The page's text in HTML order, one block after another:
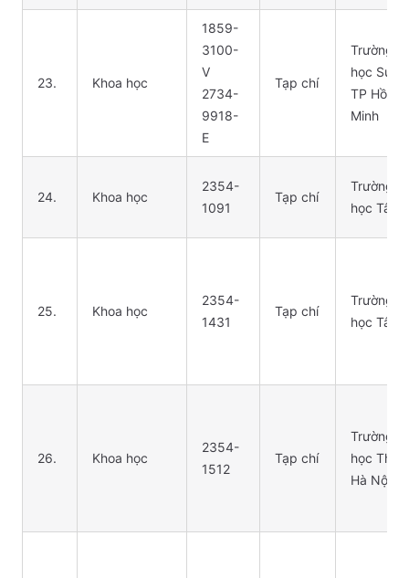
23. Khoa học
1859-
3100-
V
2734-
9918-
E
Tạp chí
Trường
học Sư
TP Hồ Chí
Minh
24. Khoa học
2354-
1091
Tạp chí
Trường
học Tây
25. Khoa học
2354-
1431
Tạp chí
Trường
học Tân
26. Khoa học
2354-
1512
Tạp chí
Trường
học Thủ
Hà Nội